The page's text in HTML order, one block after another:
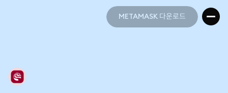
METAMASK 다운로드